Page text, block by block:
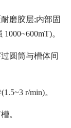
磨胶层;内部固
。
圆筒与槽体间
r/min)。
。